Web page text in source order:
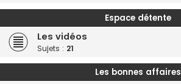
Espace détente
Les vidéos
Sujets : 21
Les bonnes affaires